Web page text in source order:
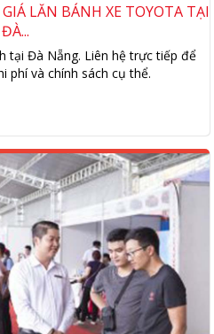
LĂN BÁNH XE TOYOTA TẠI
ĐÀ...
tại Đà Nẵng. Liên hệ trực tiếp để
phí và chính sách cụ thể.